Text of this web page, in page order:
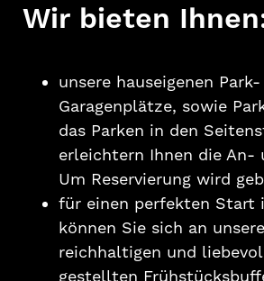
Wir bieten
unsere hauseigenen
Garagenplätze, sowie
das Parken in den
erleichtern Ihnen die An-
Um Reservierung wird
für einen perfekten Start
können Sie sich an
reichhaltigen und